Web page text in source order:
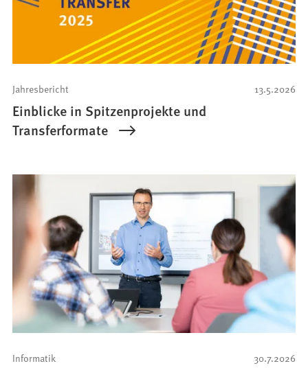
13.5.2026
Jahresbericht
Einblicke in Spitzenprojekte und
Transferformate
30.7.2026
Informatik